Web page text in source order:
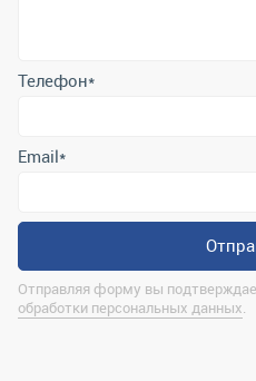
Отправляя форму вы
Контактная информация
marina@uralrsmiass.ru